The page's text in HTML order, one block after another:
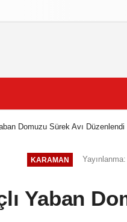
Domuzu Sürek Avı Düzenlendi
KARAMAN
Yaban